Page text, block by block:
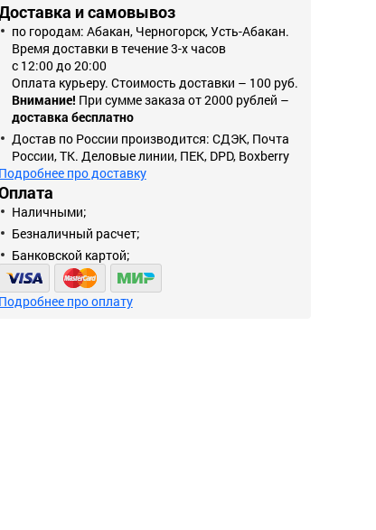
и самовывоз
по городам: Абакан, Черногорск, Усть-Абакан.
Время доставки в течение 3-х часов
с 12:00 до 20:00
Оплата курьеру. Стоимость доставки – 100 руб.
Внимание! При сумме заказа от 2000 рублей –
доставка бесплатно
Достав по России производится: СДЭК, Почта
России, ТК. Деловые линии, ПЕК, DPD, Boxberry
Подробнее про доставку
Наличными;
Безналичный расчет;
Банковской картой;
Подробнее про оплату